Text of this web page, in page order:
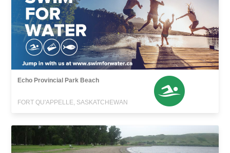
Echo Provincial Park Beach
FORT QU'APPELLE, SASKATCHEWAN